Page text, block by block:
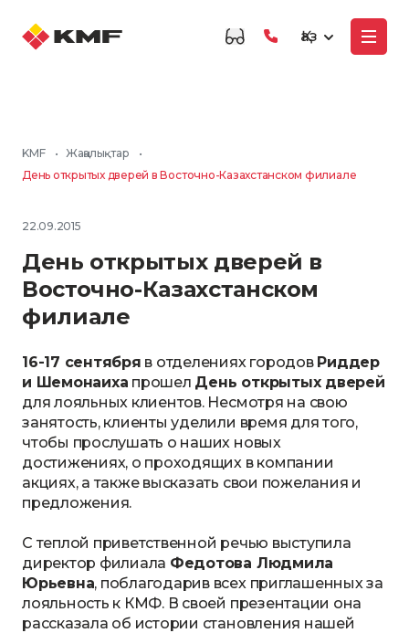
Қаз
KMF • Жаңалықтар
•
День открытых дверей в Восточно-Казахстанском филиале
22.09.2015
День открытых дверей в
Восточно-Казахстанском
филиале
16-17 сентября в отделениях городов Риддер
и Шемонаиха прошел День открытых дверей
для лояльных клиентов. Несмотря на свою
занятость, клиенты уделили время для того,
чтобы прослушать о наших новых
достижениях, о проходящих в компании
акциях, а также высказать свои пожелания и
предложения.
С теплой приветственной речью выступила
директор филиала Федотова Людмила
Юрьевна, поблагодарив всех приглашенных за
лояльность к КМФ. В своей презентации она
рассказала об истории становления нашей